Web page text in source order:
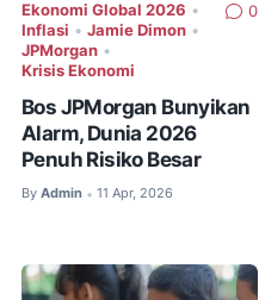
Ekonomi Global 2026 •
Inflasi • Jamie Dimon •
JPMorgan •
Krisis Ekonomi
0
Bos JPMorgan Bunyikan
Alarm, Dunia 2026
Penuh Risiko Besar
By Admin • 11 Apr, 2026